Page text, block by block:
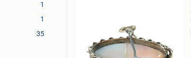
1
1
35